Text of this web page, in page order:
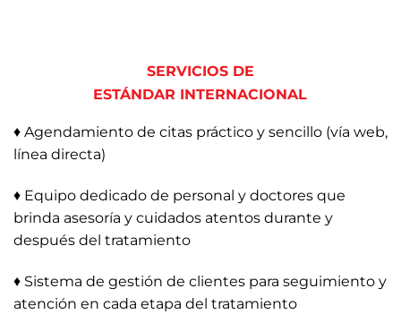
SERVICIOS DE
ESTÁNDAR INTERNACIONAL
♦ Agendamiento de citas práctico y sencillo (vía web,
línea directa)
♦ Equipo dedicado de personal y doctores que
brinda asesoría y cuidados atentos durante y
después del tratamiento
♦ Sistema de gestión de clientes para seguimiento y
atención en cada etapa del tratamiento